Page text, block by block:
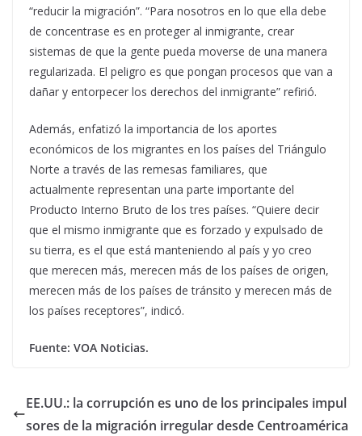
“reducir la migración”. “Para nosotros en lo que ella debe
de concentrase es en proteger al inmigrante, crear
sistemas de que la gente pueda moverse de una manera
regularizada. El peligro es que pongan procesos que van a
dañar y entorpecer los derechos del inmigrante” refirió.
Además, enfatizó la importancia de los aportes
económicos de los migrantes en los países del Triángulo
Norte a través de las remesas familiares, que
actualmente representan una parte importante del
Producto Interno Bruto de los tres países. “Quiere decir
que el mismo inmigrante que es forzado y expulsado de
su tierra, es el que está manteniendo al país y yo creo
que merecen más, merecen más de los países de origen,
merecen más de los países de tránsito y merecen más de
los países receptores”, indicó.
Fuente: VOA Noticias.
EE.UU.: la corrupción es uno de los principales impul
sores de la migración irregular desde Centroamérica